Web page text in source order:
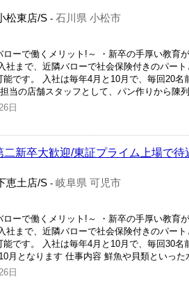
松東店/S - 石川県 小松市
ローで働くメリット!～ ・新卒の手厚い教育
社まで、近隣バローで社会保険付きのパー
です。 入社は毎年4月と10月で、毎回20名
当の店舗スタッフとして、パン作りから陳
日
新卒大歓迎/東証プライム上場で待
恵土店/S - 岐阜県 可児市
ローで働くメリット!～ ・新卒の手厚い教育
社まで、近隣バローで社会保険付きのパー
です。 入社は毎年4月と10月で、毎回30名
月となります 仕事内容 鮮魚や貝類といっ
日